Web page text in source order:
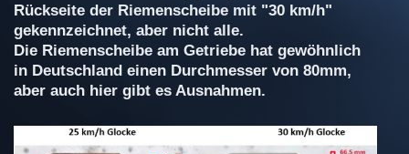
Rückseite der Riemenscheibe mit "30 km/h"
gekennzeichnet, aber nicht alle.
Die Riemenscheibe am Getriebe hat gewöhnlich
in Deutschland einen Durchmesser von 80mm,
aber auch hier gibt es Ausnahmen.